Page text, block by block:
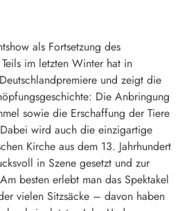
als Fortsetzung des
im letzten Winter hat in
und zeigt die
Die Anbringung
sowie die Erschaffung der Tiere
wird auch die einzigartige
Kirche aus dem 13. Jahrhundert
in Szene gesetzt und zur
besten erlebt man das Spektakel
vielen Sitzsäcke – davon haben